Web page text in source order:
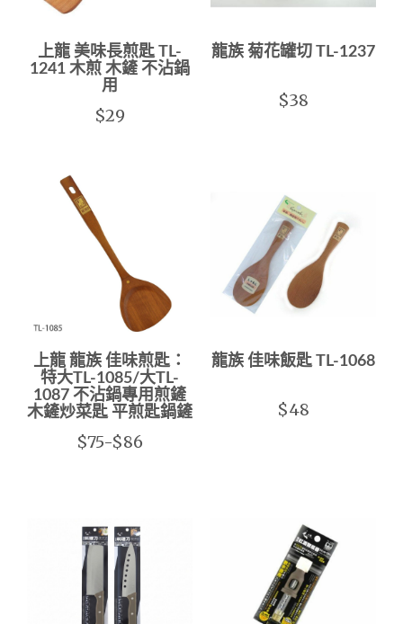
上龍 美味長煎匙 TL-
1241 木煎 木鏟 不沾鍋
用
$29
龍族 菊花罐切 TL-1237
$38
上龍 龍族 佳味煎匙：
特大TL-1085/大TL-
1087 不沾鍋專用煎鏟
木鏟炒菜匙 平煎匙鍋鏟
$75-$86
龍族 佳味飯匙 TL-1068
$48